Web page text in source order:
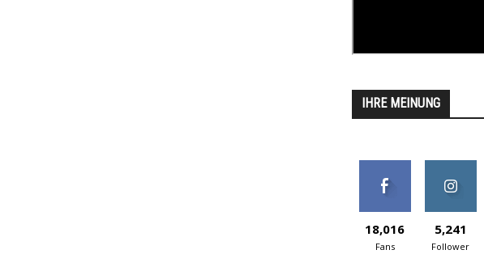
IHRE MEINUNG
18,016
Fans
5,241
Follower